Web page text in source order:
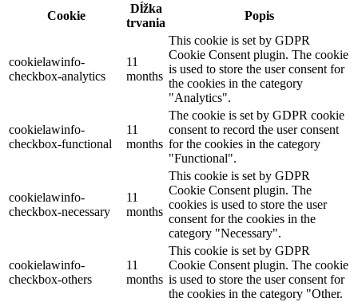
Cookie
Dĺžka
trvania
Popis
cookielawinfo-
checkbox-analytics
11
months
This cookie is set by GDPR
Cookie Consent plugin. The cookie
is used to store the user consent for
the cookies in the category
"Analytics".
cookielawinfo-
checkbox-functional
11
months
The cookie is set by GDPR cookie
consent to record the user consent
for the cookies in the category
"Functional".
cookielawinfo-
checkbox-necessary
11
months
This cookie is set by GDPR
Cookie Consent plugin. The
cookies is used to store the user
consent for the cookies in the
category "Necessary".
cookielawinfo-
checkbox-others
11
months
This cookie is set by GDPR
Cookie Consent plugin. The cookie
is used to store the user consent for
the cookies in the category "Other.